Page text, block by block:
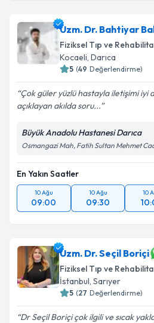
Uzm. Dr. Bahtiyar
Fiziksel Tıp ve
Kocaeli, Darıca
5 (49 Değerlendirme)
Çok güler yüzlü hastayla iletişimi iyi
açıklayan akılda soru...
Büyük Anadolu Hastanesi Darıca
Osmangazi Mah, Fatih Sultan Mehmet
En Yakın Saatler
10 Ağu
09:00
10 Ağu
09:30
10
Uzm. Dr. Seçil Boriçi
Fiziksel Tıp ve
İstanbul, Sarıyer
5 (27 Değerlendirme)
Dr Seçil Boriçi çok ilgili ve sıcak